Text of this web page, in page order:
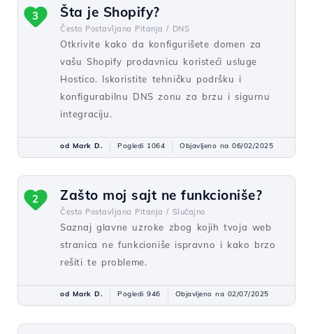
Šta je Shopify?
Često Postavljana Pitanja / DNS
Otkrivite kako da konfigurišete domen za
vašu Shopify prodavnicu koristeći usluge
Hostico. Iskoristite tehničku podršku i
konfigurabilnu DNS zonu za brzu i sigurnu
integraciju.
3
od Mark D. Pogledi 1064 Objavljeno na 06/02/2025
Zašto moj sajt ne funkcioniše?
Često Postavljana Pitanja / Slučajno
Saznaj glavne uzroke zbog kojih tvoja web
stranica ne funkcioniše ispravno i kako brzo
rešiti te probleme.
2
od Mark D. Pogledi 946 Objavljeno na 02/07/2025